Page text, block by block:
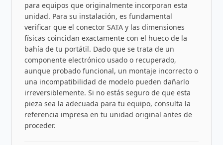
para equipos que originalmente incorporan esta
unidad. Para su instalación, es fundamental
verificar que el conector SATA y las dimensiones
físicas coincidan exactamente con el hueco de la
bahía de tu portátil. Dado que se trata de un
componente electrónico usado o recuperado,
aunque probado funcional, un montaje incorrecto o
una incompatibilidad de modelo pueden dañarlo
irreversiblemente. Si no estás seguro de que esta
pieza sea la adecuada para tu equipo, consulta la
referencia impresa en tu unidad original antes de
proceder.